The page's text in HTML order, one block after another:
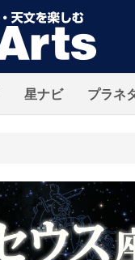
星ナビ プラネ